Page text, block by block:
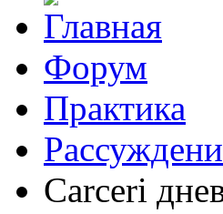
Форум
Практика
Carceri